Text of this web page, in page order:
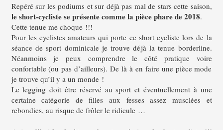
Repéré sur les podiums et sur déjà pas mal de stars cette saison,
le short-cycliste se présente comme la pièce phare de 2018.
Cette tenue me choque !!!
Pour les cyclistes amateurs qui porte ce short cycliste lors de la
séance de sport dominicale je trouve déjà la tenue borderline.
Néanmoins je peux comprendre le côté pratique voire
confortable (ou pas d’ailleurs). De là à en faire une pièce mode
je trouve qu’il y a un monde !
Le legging doit être réservé au sport et éventuellement à une
certaine catégorie de filles aux fesses assez musclées et
rebondies, au risque de frôler le ridicule …